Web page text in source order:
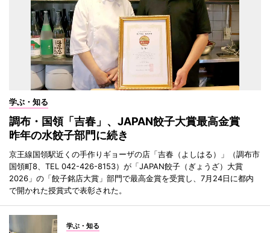
学ぶ・知る
調布・国領「吉春」、JAPAN餃子大賞最高金賞
昨年の水餃子部門に続き
京王線国領駅近くの手作りギョーザの店「吉春（よしはる）」（調布市
国領町8、TEL 042-426-8153）が「JAPAN餃子（ぎょうざ）大賞
2026」の「餃子銘店大賞」部門で最高金賞を受賞し、7月24日に都内
で開かれた授賞式で表彰された。
学ぶ・知る